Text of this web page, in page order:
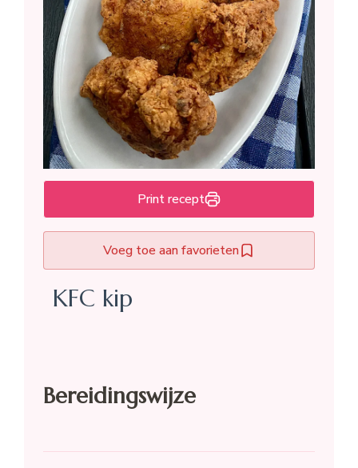
Print recept
Voeg toe aan favorieten
KFC kip
Bereidingswijze